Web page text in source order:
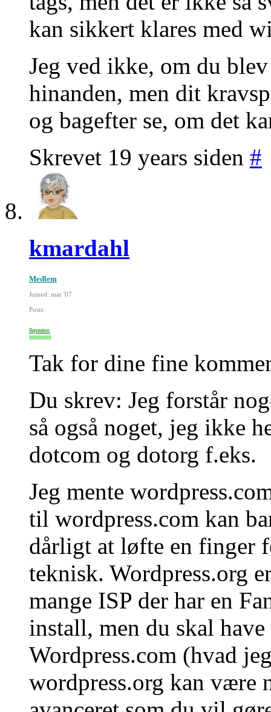
kan sikkert klares med
Jeg ved ikke, om du
hinanden, men dit
og bagefter se, om det
Skrevet 19 years siden #
kmardahl
Medlem
Joined: mar '07
Posts:
Reputation:
Tak for dine fine
Du skrev: Jeg forstår
så også noget, jeg ikke
dotcom og dotorg f.eks.
Jeg mente
til wordpress.com kan
dårligt at løfte en finger
teknisk. Wordpress.org
mange ISP der har en
install, men du skal
Wordpress.com (hvad
wordpress.org kan være